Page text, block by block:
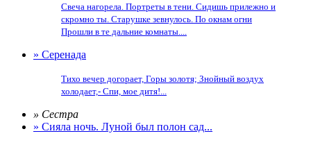
Свеча нагорела. Портреты в тени. Сидишь прилежно и
скромно ты. Старушке зевнулось. По окнам огни
Прошли в те дальние комнаты....
» Серенада
Тихо вечер догорает, Горы золотя; Знойный воздух
холодает,- Спи, мое дитя!...
» Сестра
» Сияла ночь. Луной был полон сад...